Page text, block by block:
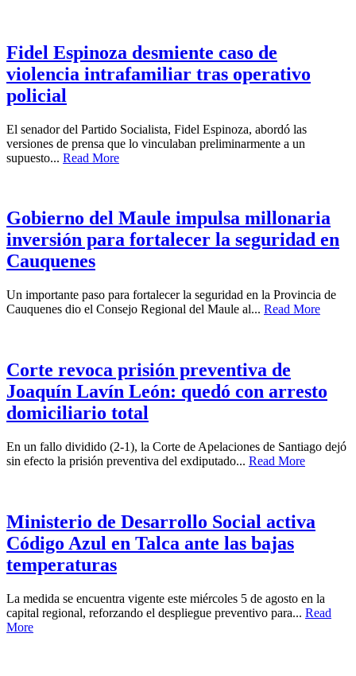
Fidel Espinoza desmiente caso de
violencia intrafamiliar tras operativo
policial
El senador del Partido Socialista, Fidel Espinoza, abordó las
versiones de prensa que lo vinculaban preliminarmente a un
supuesto... Read More
Gobierno del Maule impulsa millonaria
inversión para fortalecer la seguridad en
Cauquenes
Un importante paso para fortalecer la seguridad en la Provincia de
Cauquenes dio el Consejo Regional del Maule al... Read More
Corte revoca prisión preventiva de
Joaquín Lavín León: quedó con arresto
domiciliario total
En un fallo dividido (2-1), la Corte de Apelaciones de Santiago dejó
sin efecto la prisión preventiva del exdiputado... Read More
Ministerio de Desarrollo Social activa
Código Azul en Talca ante las bajas
temperaturas
La medida se encuentra vigente este miércoles 5 de agosto en la
capital regional, reforzando el despliegue preventivo para... Read
More